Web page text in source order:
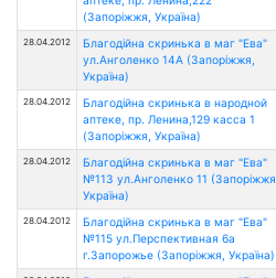
(Запоріжжя, Україна)
28.04.2012
Благодійна скринька в маг "Ева"
ул.Анголенко 14А (Запоріжжя,
Україна)
28.04.2012
Благодійна скринька в народной
аптеке, пр. Ленина,129 касса 1
(Запоріжжя, Україна)
28.04.2012
Благодійна скринька в маг "Ева"
№113 ул.Анголенко 11 (Запоріжжя,
Україна)
28.04.2012
Благодійна скринька в маг "Ева"
№115 ул.Перспективная 6а
г.Запорожье (Запоріжжя, Україна)